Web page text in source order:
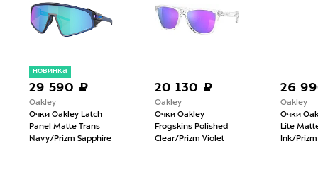
590 ₽
Oakley Latch
Matte Trans
Prizm Sapphire
20 130 ₽
Очки Oakley
Frogskins Polished
Clear/Prizm Violet
26 990 ₽
Очки Oakley Sutro
Lite Matte Grey
Ink/Prizm Road